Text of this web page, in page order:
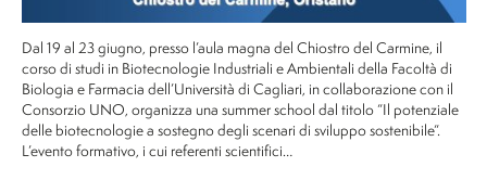
Dal 19 al 23 giugno, presso l’aula magna del Chiostro del Carmine, il
corso di studi in Biotecnologie Industriali e Ambientali della Facoltà di
Biologia e Farmacia dell’Università di Cagliari, in collaborazione con il
Consorzio UNO, organizza una summer school dal titolo “Il potenziale
delle biotecnologie a sostegno degli scenari di sviluppo sostenibile“.
L’evento formativo, i cui referenti scientifici…